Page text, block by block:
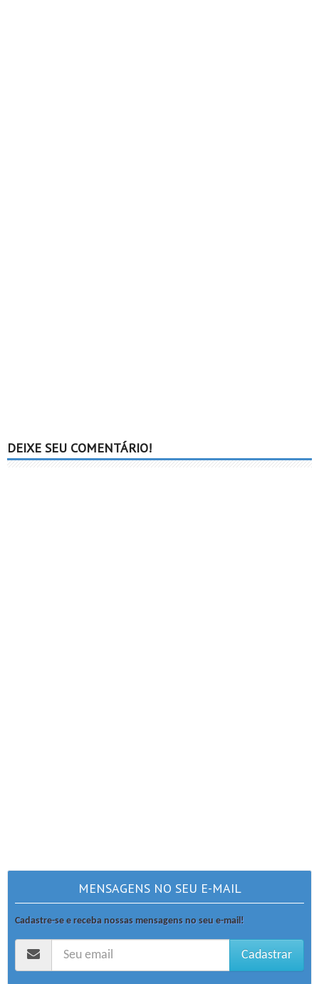
DEIXE SEU COMENTÁRIO!
MENSAGENS NO SEU E-MAIL
Cadastre-se e receba nossas mensagens no seu e-mail!
Cadastrar